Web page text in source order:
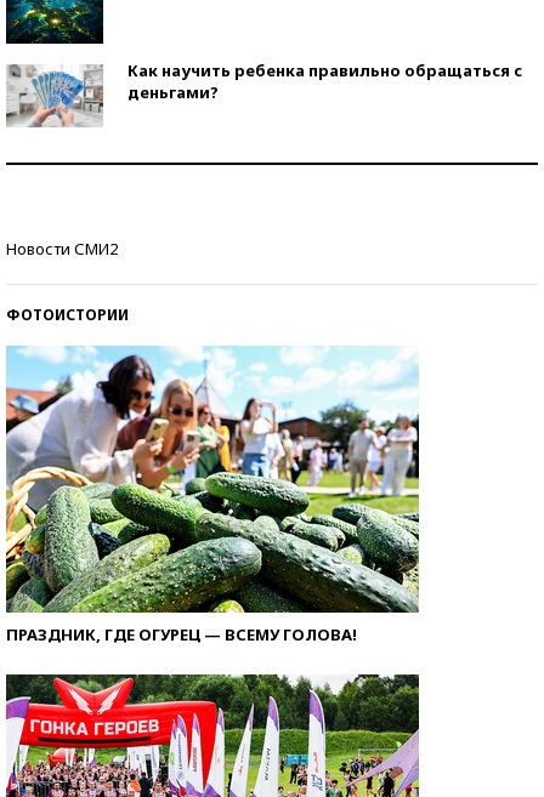
Как научить ребенка правильно обращаться с
деньгами?
Новости СМИ2
ФОТОИСТОРИИ
ПРАЗДНИК, ГДЕ ОГУРЕЦ — ВСЕМУ ГОЛОВА!